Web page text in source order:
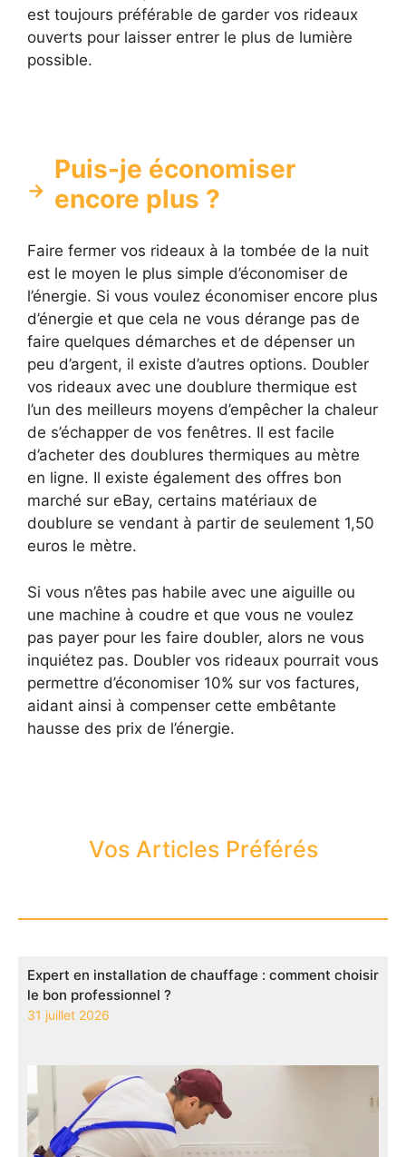
est toujours préférable de garder vos rideaux
ouverts pour laisser entrer le plus de lumière
possible.
Puis-je économiser
encore plus ?
Faire fermer vos rideaux à la tombée de la nuit
est le moyen le plus simple d’économiser de
l’énergie. Si vous voulez économiser encore plus
d’énergie et que cela ne vous dérange pas de
faire quelques démarches et de dépenser un
peu d’argent, il existe d’autres options. Doubler
vos rideaux avec une doublure thermique est
l’un des meilleurs moyens d’empêcher la chaleur
de s’échapper de vos fenêtres. Il est facile
d’acheter des doublures thermiques au mètre
en ligne. Il existe également des offres bon
marché sur eBay, certains matériaux de
doublure se vendant à partir de seulement 1,50
euros le mètre.
Si vous n’êtes pas habile avec une aiguille ou
une machine à coudre et que vous ne voulez
pas payer pour les faire doubler, alors ne vous
inquiétez pas. Doubler vos rideaux pourrait vous
permettre d’économiser 10% sur vos factures,
aidant ainsi à compenser cette embêtante
hausse des prix de l’énergie.
Vos Articles Préférés
Expert en installation de chauffage : comment choisir
le bon professionnel ?
31 juillet 2026